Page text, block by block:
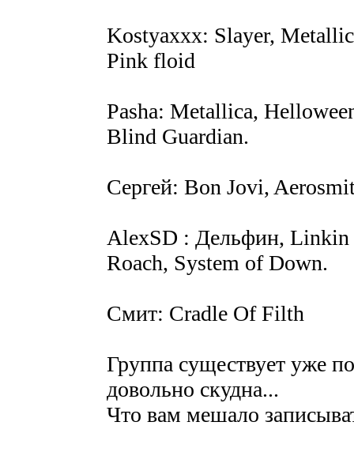
Kostyaxxx: Slayer,
Pink floid
Pasha: Metallica,
Blind Guardian.
Сергей: Bon Jovi,
AlexSD : Дельфин, Linkin
Roach, System of Down.
Смит: Cradle Of Filth
Группа существует уже
довольно скудна...
Что вам мешало